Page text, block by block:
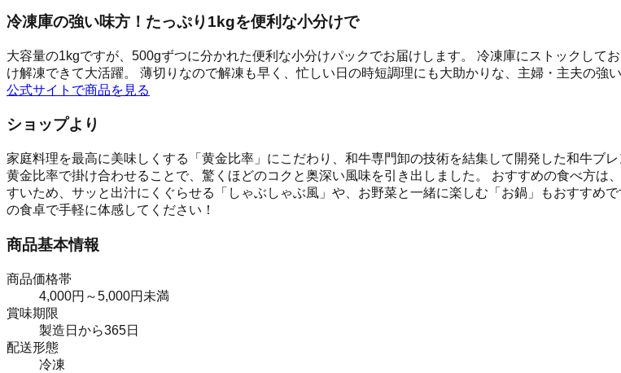
冷凍庫の強い味方！たっぷり1kgを便利な小分けで
大容量の1kgですが、500gずつに分かれた便利な小分けパックでお届けします。 冷凍庫にストックし
け解凍できて大活躍。 薄切りなので解凍も早く、忙しい日の時短調理にも大助かりな、主婦・主夫の強い
公式サイトで商品を見る
ショップより
家庭料理を最高に美味しくする「黄金比率」にこだわり、和牛専門卸の技術を結集して開発した和牛ブ
黄金比率で掛け合わせることで、驚くほどのコクと奥深い風味を引き出しました。 おすすめの食べ方
すいため、サッと出汁にくぐらせる「しゃぶしゃぶ風」や、お野菜と一緒に楽しむ「お鍋」もおすすめ
の食卓で手軽に体感してください！
商品基本情報
商品価格帯
4,000円～5,000円未満
賞味期限
製造日から365日
配送形態
冷凍